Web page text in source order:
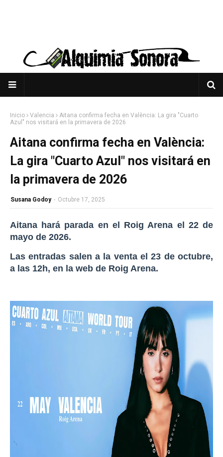
Inicio Valencia
Aitana confirma fecha en València: La gira "Cuarto
Azul" nos visitará en la primavera de 2026
Aitana confirma fecha en València:
La gira "Cuarto Azul" nos visitará en
la primavera de 2026
Susana Godoy - Octubre 17, 2025
Aitana hará parada en el Roig Arena el 22 de
mayo de 2026.
Las entradas salen a la venta el 23 de octubre,
a las 12h, en la web de Roig Arena.